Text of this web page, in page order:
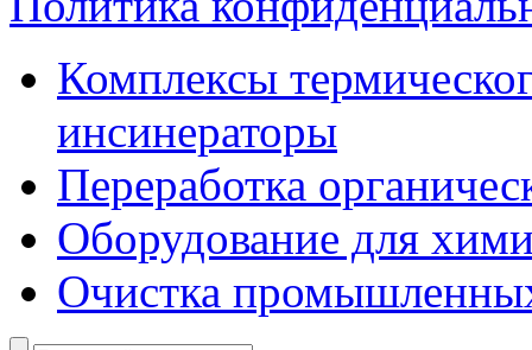
Комплексы
инсинераторы
Переработка
Оборудование для
Очистка